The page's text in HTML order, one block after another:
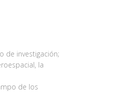
de investigación;
la
de los